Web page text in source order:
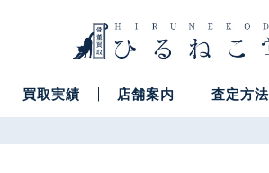
買取実績 店舗案内 査定方法